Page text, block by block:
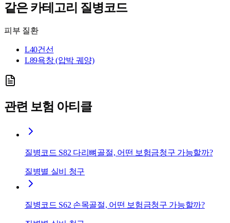
같은 카테고리 질병코드
피부 질환
L40건선
L89욕창 (압박 궤양)
관련 보험 아티클
질병코드 S82 다리뼈골절, 어떤 보험금청구 가능할까?
질병별 실비 청구
질병코드 S62 손목골절, 어떤 보험금청구 가능할까?